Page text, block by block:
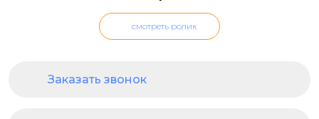
смотреть ролик
Заказать звонок